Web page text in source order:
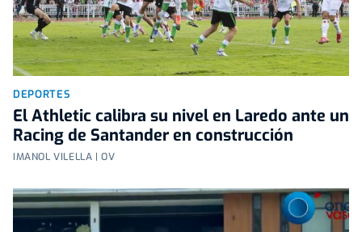
DEPORTES
El Athletic calibra su nivel en Laredo ante un
Racing de Santander en construcción
IMANOL VILELLA | OV